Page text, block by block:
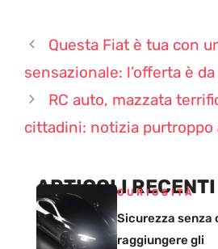
Questa Fiat è tua con
sensazionale: l’offerta è
RC auto, mazzata
cittadini: notizia purtroppo
ARTICOLI RECENTI
CURIOSITÀ
Sicurezza senza
raggiungere gli